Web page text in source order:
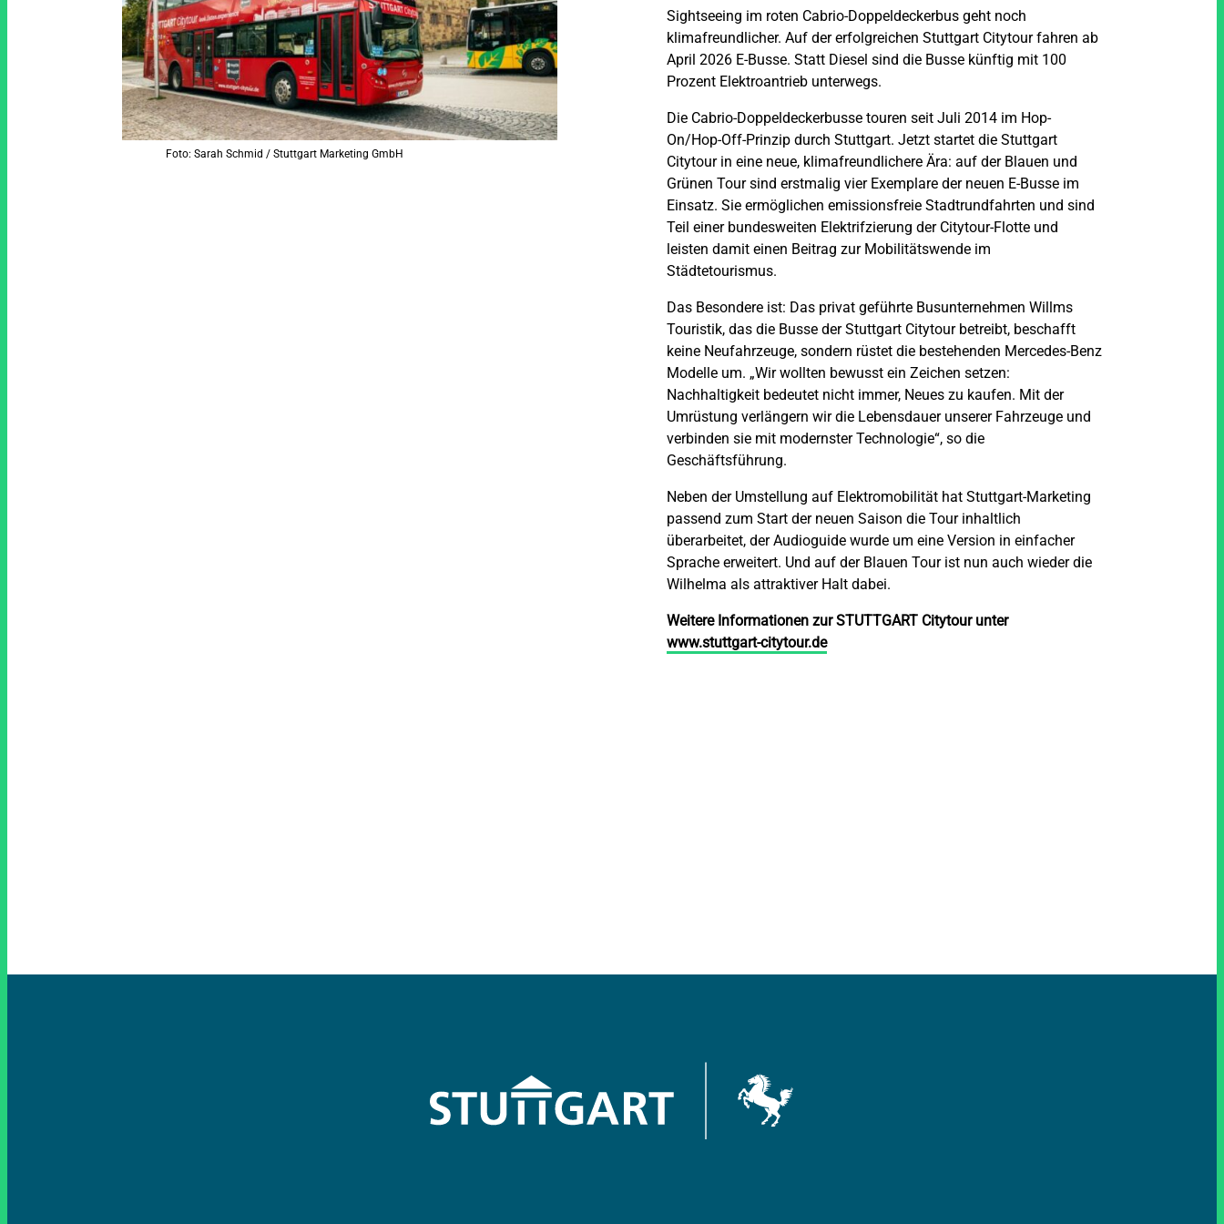
Sightseeing im roten Cabrio-Doppeldeckerbus geht noch
klimafreundlicher. Auf der erfolgreichen Stuttgart Citytour fahren ab
April 2026 E-Busse. Statt Diesel sind die Busse künftig mit 100
Prozent Elektroantrieb unterwegs.
Die Cabrio-Doppeldeckerbusse touren seit Juli 2014 im Hop-
On/Hop-Off-Prinzip durch Stuttgart. Jetzt startet die Stuttgart
Citytour in eine neue, klimafreundlichere Ära: auf der Blauen und
Grünen Tour sind erstmalig vier Exemplare der neuen E-Busse im
Einsatz. Sie ermöglichen emissionsfreie Stadtrundfahrten und sind
Teil einer bundesweiten Elektrifzierung der Citytour-Flotte und
leisten damit einen Beitrag zur Mobilitätswende im
Städtetourismus.
Das Besondere ist: Das privat geführte Busunternehmen Willms
Touristik, das die Busse der Stuttgart Citytour betreibt, beschafft
keine Neufahrzeuge, sondern rüstet die bestehenden Mercedes-Benz
Modelle um. „Wir wollten bewusst ein Zeichen setzen:
Nachhaltigkeit bedeutet nicht immer, Neues zu kaufen. Mit der
Umrüstung verlängern wir die Lebensdauer unserer Fahrzeuge und
verbinden sie mit modernster Technologie“, so die
Geschäftsführung.
Neben der Umstellung auf Elektromobilität hat Stuttgart-Marketing
passend zum Start der neuen Saison die Tour inhaltlich
überarbeitet, der Audioguide wurde um eine Version in einfacher
Sprache erweitert. Und auf der Blauen Tour ist nun auch wieder die
Wilhelma als attraktiver Halt dabei.
Weitere Informationen zur STUTTGART Citytour unter
www.stuttgart-citytour.de
Foto: Sarah Schmid / Stuttgart Marketing GmbH